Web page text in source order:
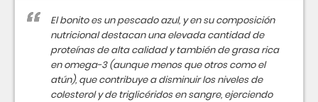
El bonito es un pescado azul, y en su composición
nutricional destacan una elevada cantidad de
proteínas de alta calidad y también de grasa rica
en omega-3 (aunque menos que otros como el
atún), que contribuye a disminuir los niveles de
colesterol y de triglicéridos en sangre, ejerciendo